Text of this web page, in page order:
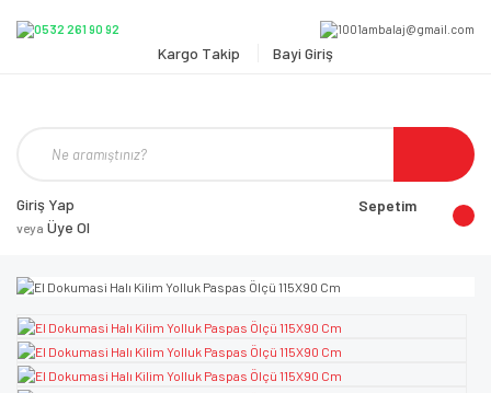
Kargo Takip Bayi Giriş
Giriş Yap
veya Üye Ol
Sepetim